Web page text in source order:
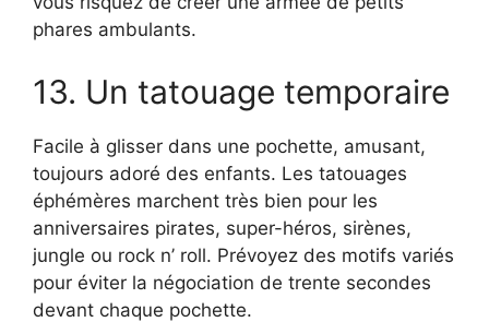
phares ambulants.
13. Un tatouage temporaire
Facile à glisser dans une pochette, amusant,
toujours adoré des enfants. Les tatouages
éphémères marchent très bien pour les
anniversaires pirates, super-héros, sirènes,
jungle ou rock n’ roll. Prévoyez des motifs variés
pour éviter la négociation de trente secondes
devant chaque pochette.